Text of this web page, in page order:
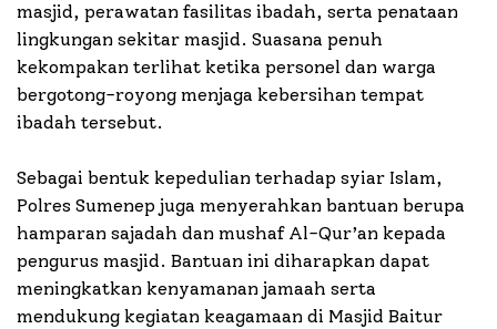
masjid, perawatan fasilitas ibadah, serta penataan
lingkungan sekitar masjid. Suasana penuh
kekompakan terlihat ketika personel dan warga
bergotong-royong menjaga kebersihan tempat
ibadah tersebut.
Sebagai bentuk kepedulian terhadap syiar Islam,
Polres Sumenep juga menyerahkan bantuan berupa
hamparan sajadah dan mushaf Al-Qur’an kepada
pengurus masjid. Bantuan ini diharapkan dapat
meningkatkan kenyamanan jamaah serta
mendukung kegiatan keagamaan di Masjid Baitur